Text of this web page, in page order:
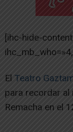
[ihc-hide-
El Teatro
para recordar al
Remacha en el